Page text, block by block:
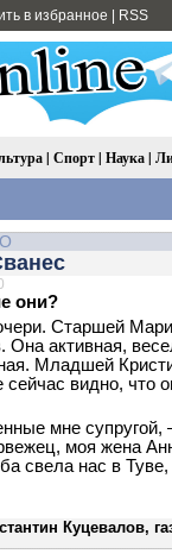
в избранное RSS
| Спорт| Наука|
они?
Старшей
Она активная,
Младшей
видно, что
мне
моя жена
свела нас в
Куцевалов,